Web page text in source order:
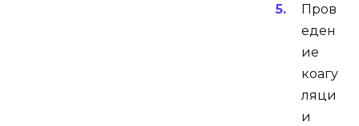
Пров
еден
ие
коагу
ляци
и